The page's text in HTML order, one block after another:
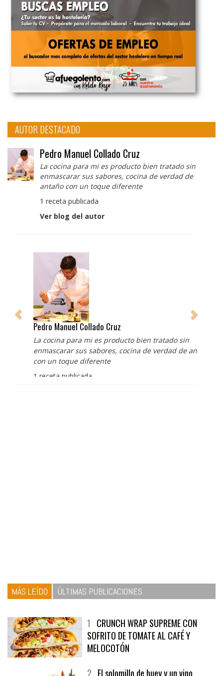
AUTOR DESTACADO
Pedro Manuel Collado Cruz
La cocina para mi es producto bien tratado sin
enmascarar sus sabores, cocina de verdad de
antaño con un toque diferente
1 receta publicada
Ver blog del autor
Pedro Manuel Collado Cruz
La cocina para mi es producto bien tratado sin
enmascarar sus sabores, cocina de verdad de antaño
con un toque diferente
1 receta publicada
1CRUNCH WRAP SUPREME CON
SOFRITO DE TOMATE AL CAFÉ Y
MELOCOTÓN